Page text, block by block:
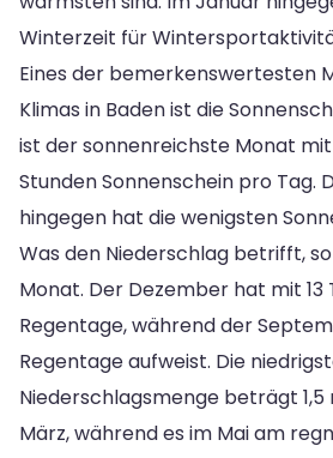
Winterzeit für
Eines der bemerkenswertesten
Klimas in Baden ist die
ist der sonnenreichste Monat
Stunden Sonnenschein pro Tag.
hingegen hat die wenigsten
Was den Niederschlag betrifft,
Monat. Der Dezember hat mit 13
Regentage, während der
Regentage aufweist. Die
Niederschlagsmenge beträgt
März, während es im Mai am